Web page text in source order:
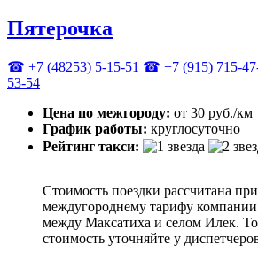
Пятерочка
☎ +7 (48253) 5-15-51 ☎ +7 (915) 715-
53-54
Цена по межгороду: от 30 руб./км
График работы: круглосуточно
Рейтинг такси:
Стоимость поездки рассчитана
междугороднему тарифу
между Максатиха и селом Илек.
стоимость уточняйте у